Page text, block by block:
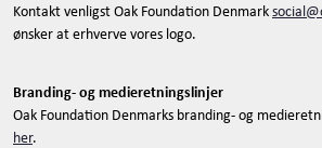
Kontakt venligst Oak Foundation Denmark
ønsker at erhverve vores logo.
Branding- og medieretningslinjer
Oak Foundation Denmarks branding- og
her.